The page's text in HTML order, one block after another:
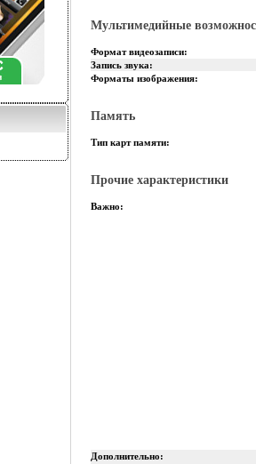
Мультимедийные
Формат видеозаписи:
Запись звука:
Форматы изображения:
Память
Тип карт памяти:
Прочие характеристики
Важно:
Дополнительно: